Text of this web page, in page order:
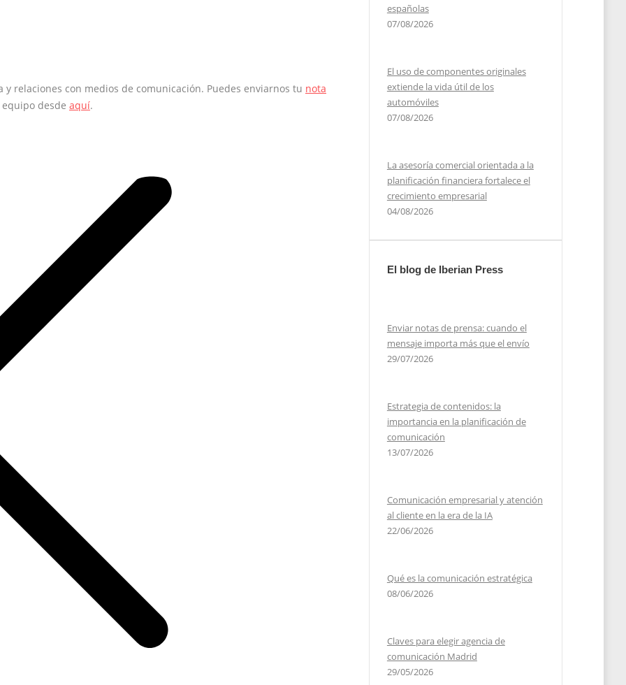
relaciones con medios de comunicación. Puedes enviarnos tu nota
desde aquí.
españolas
07/08/2026
El uso de componentes originales
extiende la vida útil de los
automóviles
07/08/2026
La asesoría comercial orientada a la
planificación financiera fortalece el
crecimiento empresarial
04/08/2026
El blog de Iberian Press
Enviar notas de prensa: cuando el
mensaje importa más que el envío
29/07/2026
Estrategia de contenidos: la
importancia en la planificación de
comunicación
13/07/2026
Comunicación empresarial y atención
al cliente en la era de la IA
22/06/2026
Qué es la comunicación estratégica
08/06/2026
Claves para elegir agencia de
comunicación Madrid
29/05/2026